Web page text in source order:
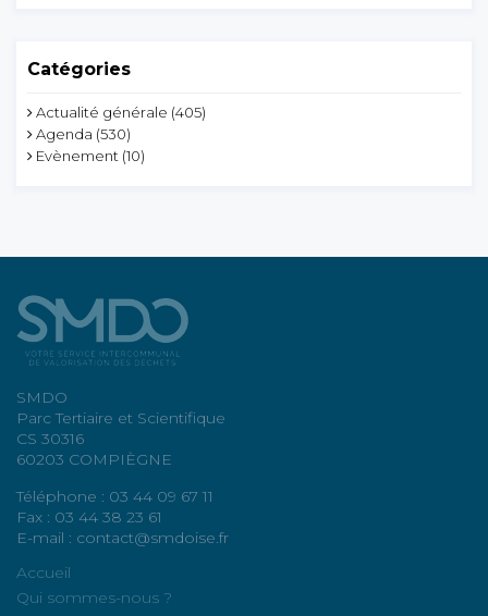
Catégories
Actualité générale (405)
Agenda (530)
Evènement (10)
SMDO
Parc Tertiaire et Scientifique
CS 30316
60203 COMPIÈGNE
Téléphone : 03 44 09 67 11
Fax : 03 44 38 23 61
E-mail : contact@smdoise.fr
Accueil
Qui sommes-nous ?